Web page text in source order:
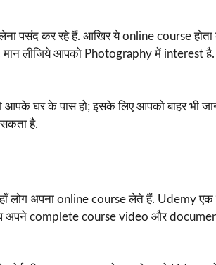
पसंद कर रहे हैं. आखिर ये online course
लीजिये आपको Photography में interest
आपके घर के पास हो; इसके लिए आपको बाहर भी
है.
लोग अपना online course लेते हैं. Udemy
अपने complete course video और